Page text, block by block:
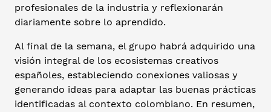
profesionales de la industria y reflexionarán
diariamente sobre lo aprendido.
Al final de la semana, el grupo habrá adquirido una
visión integral de los ecosistemas creativos
españoles, estableciendo conexiones valiosas y
generando ideas para adaptar las buenas prácticas
identificadas al contexto colombiano. En resumen,